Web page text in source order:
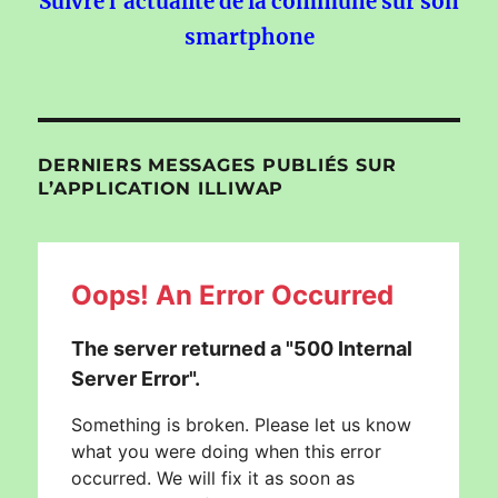
smartphone
DERNIERS MESSAGES PUBLIÉS SUR
L’APPLICATION ILLIWAP